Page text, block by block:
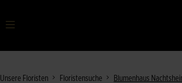
Unsere Floristen Floristensuche Blumenhaus